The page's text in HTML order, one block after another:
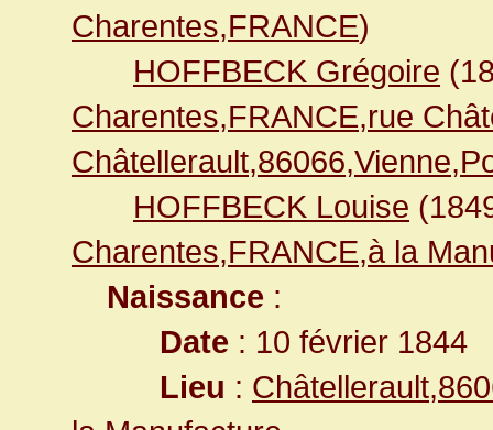
Charentes,FRANCE)
HOFFBECK Grégoire
Charentes,FRANCE,rue
HOFFBECK Louise
Charentes,FRANCE,à la
Naissance :
Date : 10 février 1844
Lieu :